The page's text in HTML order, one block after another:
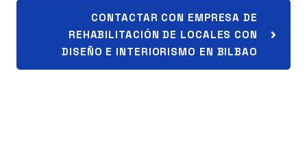
CONTACTAR CON EMPRESA DE
REHABILITACIÓN DE LOCALES CON
DISEÑO E INTERIORISMO EN BILBAO